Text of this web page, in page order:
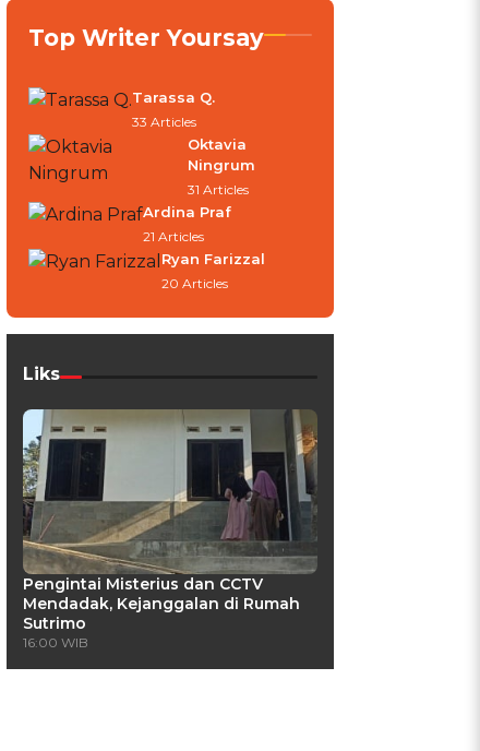
Top Writer Yoursay
Tarassa Q.
33 Articles
Oktavia
Ningrum
31 Articles
Ardina Praf
21 Articles
Ryan Farizzal
20 Articles
Liks
Pengintai Misterius dan CCTV
Mendadak, Kejanggalan di Rumah
Sutrimo
16:00 WIB